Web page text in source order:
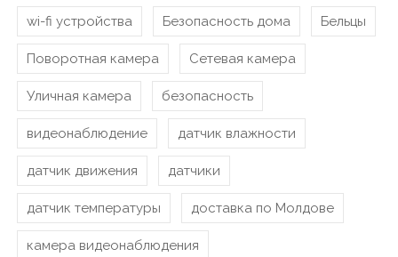
wi-fi устройства Безопасность дома Бельцы
Поворотная камера Сетевая камера
Уличная камера безопасность
видеонаблюдение датчик влажности
датчик движения датчики
датчик температуры доставка по Молдове
камера видеонаблюдения